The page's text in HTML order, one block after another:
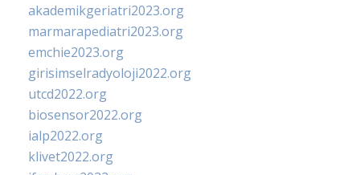
akademikgeriatri2023.org
marmarapediatri2023.org
emchie2023.org
girisimselradyoloji2022.org
utcd2022.org
biosensor2022.org
ialp2022.org
klivet2022.org